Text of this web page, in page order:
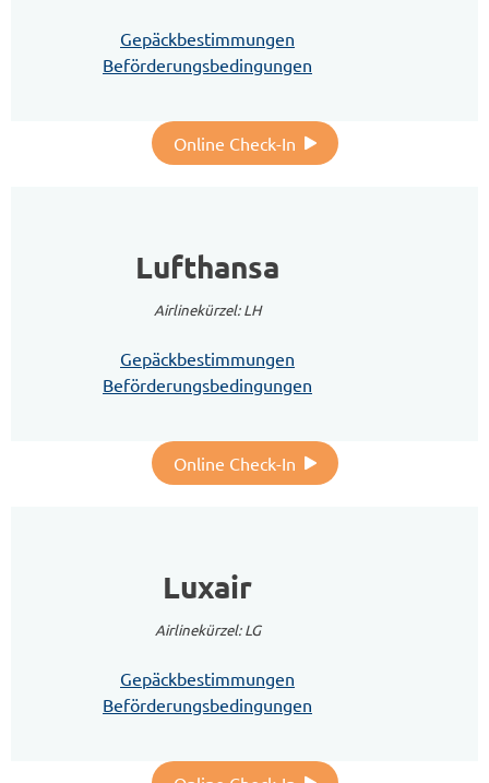
Gepäckbestimmungen
Beförderungsbedingungen
Online Check-In
Lufthansa
Airlinekürzel: LH
Gepäckbestimmungen
Beförderungsbedingungen
Online Check-In
Luxair
Airlinekürzel: LG
Gepäckbestimmungen
Beförderungsbedingungen